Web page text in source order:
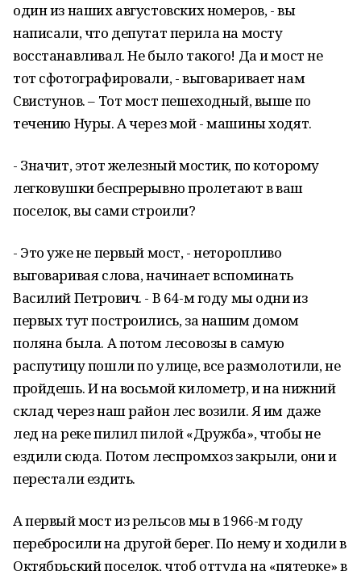
один из наших августовских номеров, - вы
написали, что депутат перила на мосту
восстанавливал. Не было такого! Да и мост не
тот сфотографировали, - выговаривает нам
Свистунов. – Тот мост пешеходный, выше по
течению Нуры. А через мой - машины ходят.
- Значит, этот железный мостик, по которому
легковушки беспрерывно пролетают в ваш
поселок, вы сами строили?
- Это уже не первый мост, - неторопливо
выговаривая слова, начинает вспоминать
Василий Петрович. - В 64-м году мы одни из
первых тут построились, за нашим домом
поляна была. А потом лесовозы в самую
распутицу пошли по улице, все размолотили, не
пройдешь. И на восьмой километр, и на нижний
склад через наш район лес возили. Я им даже
лед на реке пилил пилой «Дружба», чтобы не
ездили сюда. Потом леспромхоз закрыли, они и
перестали ездить.
А первый мост из рельсов мы в 1966-м году
перебросили на другой берег. По нему и ходили в
Октябрьский поселок, чтоб оттуда на «пятерке» в